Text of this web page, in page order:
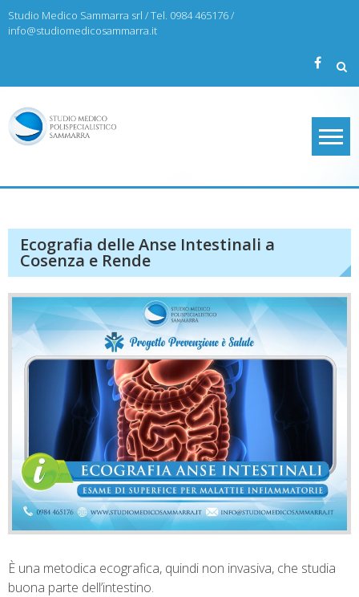
Skip
to
Studio Medico Sammarra srl / Tel. 0984 465176 /
info@studiomedicosammarra.it
Ecografia delle Anse Intestinali a
Cosenza e Rende
È una metodica ecografica, quindi non invasiva, che studia
buona parte dell’intestino.